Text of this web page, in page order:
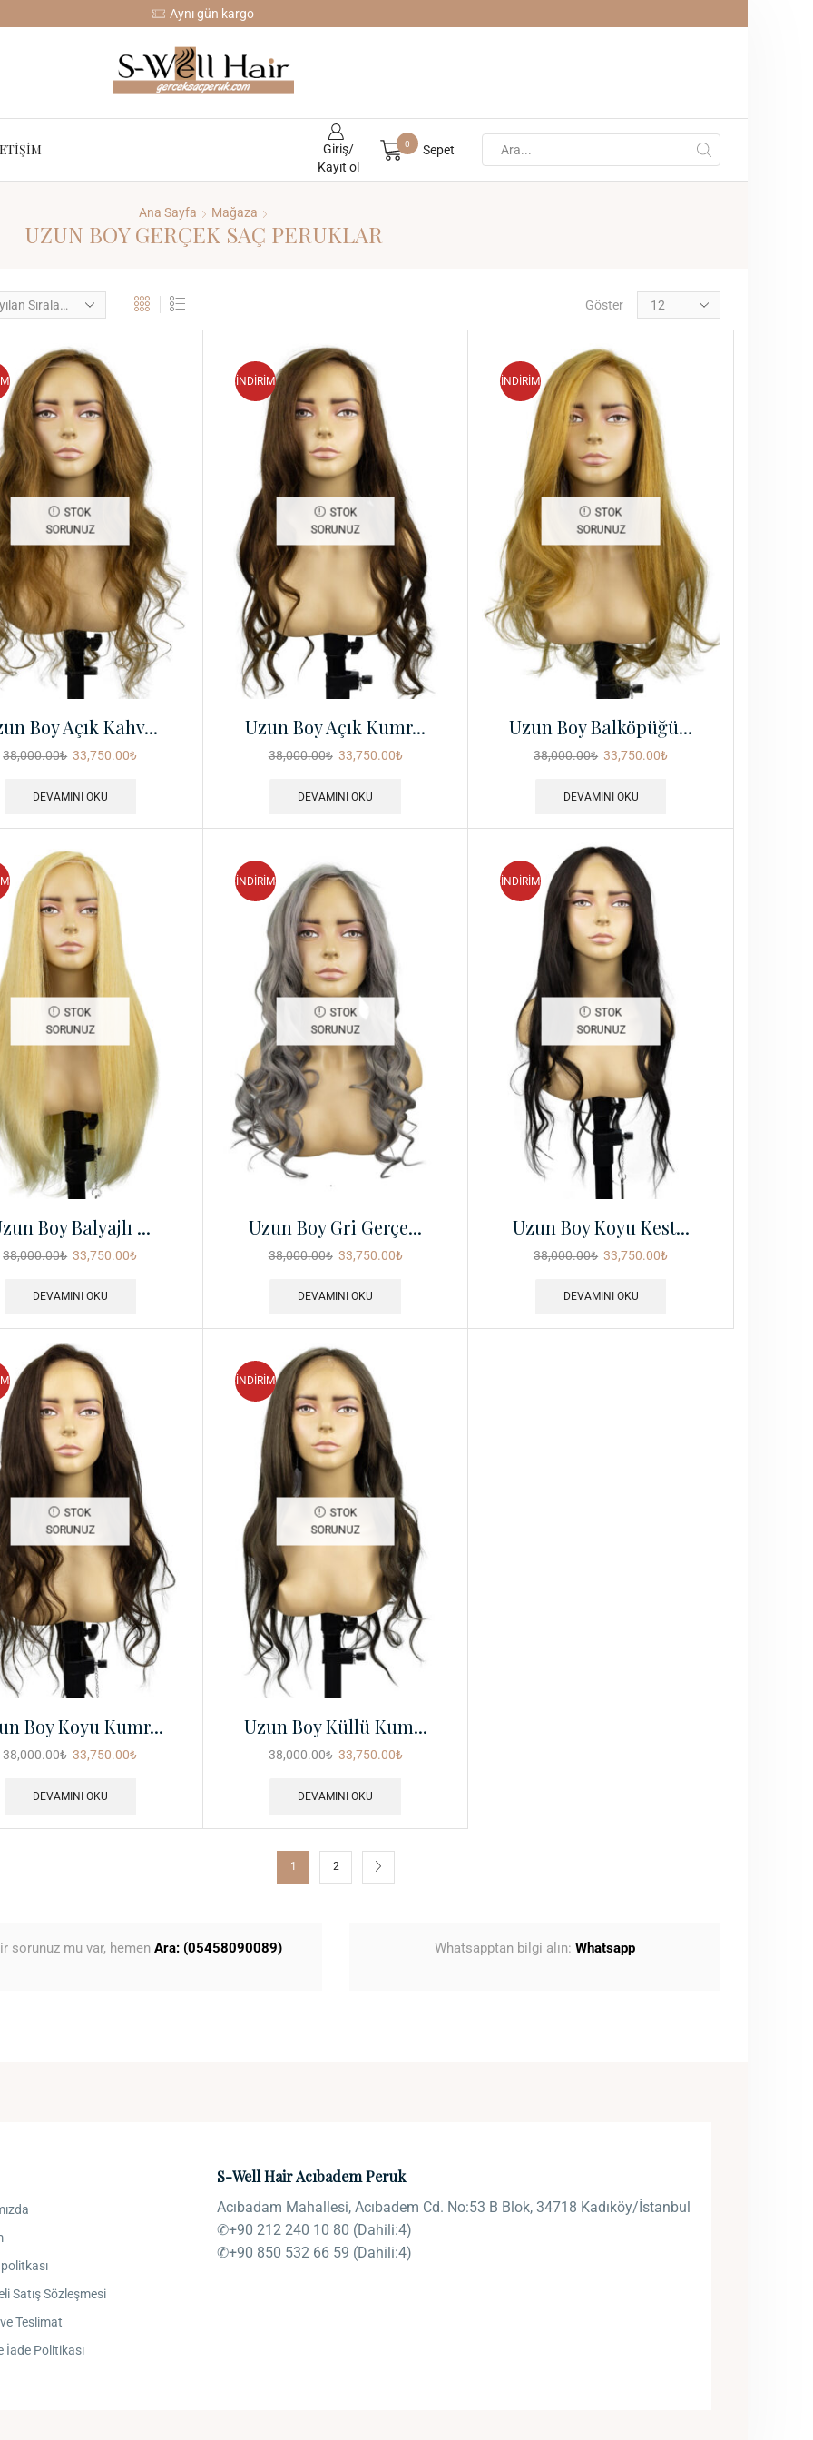
Aynı gün kargo
Giriş/
Kayıt ol
0 Sepet
Ana Sayfa Mağaza
UZUN BOY GERÇEK SAÇ PERUKLAR
Göster
STOK
SORUNUZ
Boy Açık Kahv...
38,000.00₺ 33,750.00₺
DEVAMINI OKU
İNDİRİM
STOK
SORUNUZ
Uzun Boy Açık Kumr...
38,000.00₺ 33,750.00₺
DEVAMINI OKU
İNDİRİM
STOK
SORUNUZ
Uzun Boy Balköpüğü...
38,000.00₺ 33,750.00₺
DEVAMINI OKU
STOK
SORUNUZ
Boy Balyajlı ...
38,000.00₺ 33,750.00₺
DEVAMINI OKU
İNDİRİM
STOK
SORUNUZ
Uzun Boy Gri Gerçe...
38,000.00₺ 33,750.00₺
DEVAMINI OKU
İNDİRİM
STOK
SORUNUZ
Uzun Boy Koyu Kest...
38,000.00₺ 33,750.00₺
DEVAMINI OKU
STOK
SORUNUZ
Boy Koyu Kumr...
38,000.00₺ 33,750.00₺
DEVAMINI OKU
İNDİRİM
STOK
SORUNUZ
Uzun Boy Küllü Kum...
38,000.00₺ 33,750.00₺
DEVAMINI OKU
1 2
sorunuz mu var, hemen Ara: (05458090089) Whatsapptan bilgi alın:Whatsapp
Satış Sözleşmesi
Teslimat
İade Politikası
S-Well Hair Acıbadem Peruk
Acıbadam Mahallesi, Acıbadem Cd. No:53 B Blok, 34718 Kadıköy/İstanbul
✆+90 212 240 10 80 (Dahili:4)
✆+90 850 532 66 59 (Dahili:4)